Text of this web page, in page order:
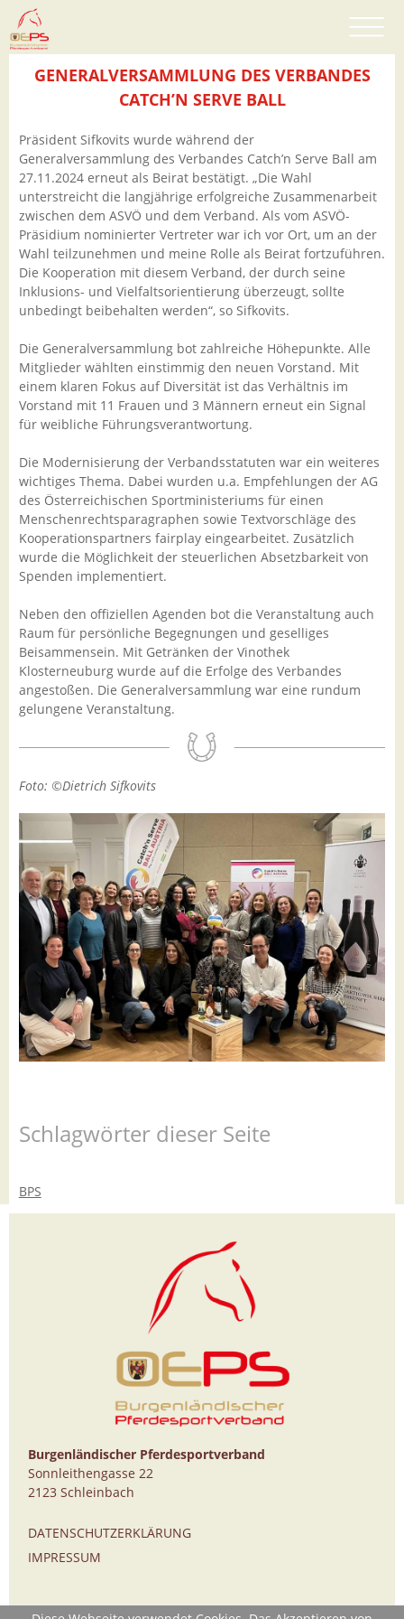
GENERALVERSAMMLUNG DES VERBANDES
CATCH’N SERVE BALL
Präsident Sifkovits wurde während der
Generalversammlung des Verbandes Catch’n Serve Ball am
27.11.2024 erneut als Beirat bestätigt. „Die Wahl
unterstreicht die langjährige erfolgreiche Zusammenarbeit
zwischen dem ASVÖ und dem Verband. Als vom ASVÖ-
Präsidium nominierter Vertreter war ich vor Ort, um an der
Wahl teilzunehmen und meine Rolle als Beirat fortzuführen.
Die Kooperation mit diesem Verband, der durch seine
Inklusions- und Vielfaltsorientierung überzeugt, sollte
unbedingt beibehalten werden“, so Sifkovits.
Die Generalversammlung bot zahlreiche Höhepunkte. Alle
Mitglieder wählten einstimmig den neuen Vorstand. Mit
einem klaren Fokus auf Diversität ist das Verhältnis im
Vorstand mit 11 Frauen und 3 Männern erneut ein Signal
für weibliche Führungsverantwortung.
Die Modernisierung der Verbandsstatuten war ein weiteres
wichtiges Thema. Dabei wurden u.a. Empfehlungen der AG
des Österreichischen Sportministeriums für einen
Menschenrechtsparagraphen sowie Textvorschläge des
Kooperationspartners fairplay eingearbeitet. Zusätzlich
wurde die Möglichkeit der steuerlichen Absetzbarkeit von
Spenden implementiert.
Neben den offiziellen Agenden bot die Veranstaltung auch
Raum für persönliche Begegnungen und geselliges
Beisammensein. Mit Getränken der Vinothek
Klosterneuburg wurde auf die Erfolge des Verbandes
angestoßen. Die Generalversammlung war eine rundum
gelungene Veranstaltung.
Foto: ©Dietrich Sifkovits
Schlagwörter dieser Seite
BPS
Burgenländischer Pferdesportverband
Sonnleithengasse 22
2123 Schleinbach
DATENSCHUTZERKLÄRUNG
IMPRESSUM